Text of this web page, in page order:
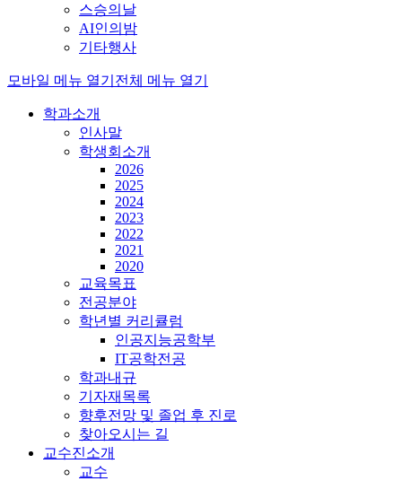
스승의날
AI인의밤
기타행사
모바일 메뉴 열기 전체 메뉴 열기
학과소개
인사말
학생회소개
2026
2025
2024
2023
2022
2021
2020
교육목표
전공분야
학년별 커리큘럼
인공지능공학부
IT공학전공
학과내규
기자재목록
향후전망 및 졸업 후 진로
찾아오시는 길
교수진소개
교수